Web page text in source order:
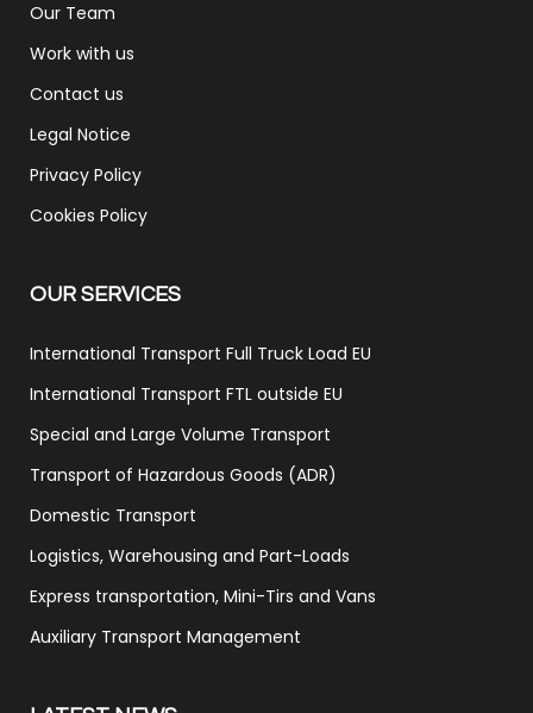
Our Team
Work with us
Contact us
Legal Notice
Privacy Policy
Cookies Policy
OUR SERVICES
International Transport Full Truck Load EU
International Transport FTL outside EU
Special and Large Volume Transport
Transport of Hazardous Goods (ADR)
Domestic Transport
Logistics, Warehousing and Part-Loads
Express transportation, Mini-Tirs and Vans
Auxiliary Transport Management